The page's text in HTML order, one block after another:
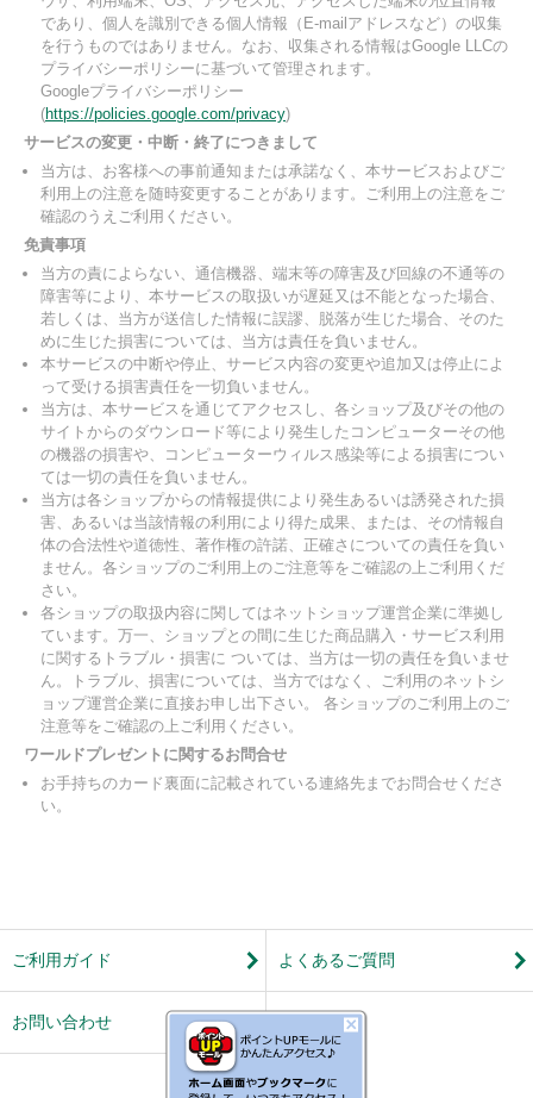
であり、個人を識別できる個人情報（E-mailアドレスなど）の収集
を行うものではありません。なお、収集される情報はGoogle LLCの
プライバシーポリシーに基づいて管理されます。
Googleプライバシーポリシー
(https://policies.google.com/privacy)
サービスの変更・中断・終了につきまして
当方は、お客様への事前通知または承諾なく、本サービスおよびご
利用上の注意を随時変更することがあります。ご利用上の注意をご
確認のうえご利用ください。
免責事項
当方の責によらない、通信機器、端末等の障害及び回線の不通等の
障害等により、本サービスの取扱いが遅延又は不能となった場合、
若しくは、当方が送信した情報に誤謬、脱落が生じた場合、そのた
めに生じた損害については、当方は責任を負いません。
本サービスの中断や停止、サービス内容の変更や追加又は停止によ
って受ける損害責任を一切負いません。
当方は、本サービスを通じてアクセスし、各ショップ及びその他の
サイトからのダウンロード等により発生したコンピューターその他
の機器の損害や、コンピューターウィルス感染等による損害につい
ては一切の責任を負いません。
当方は各ショップからの情報提供により発生あるいは誘発された損
害、あるいは当該情報の利用により得た成果、または、その情報自
体の合法性や道徳性、著作権の許諾、正確さについての責任を負い
ません。各ショップのご利用上のご注意等をご確認の上ご利用くだ
さい。
各ショップの取扱内容に関してはネットショップ運営企業に準拠し
ています。万一、ショップとの間に生じた商品購入・サービス利用
に関するトラブル・損害に ついては、当方は一切の責任を負いませ
ん。トラブル、損害については、当方ではなく、ご利用のネットシ
ョップ運営企業に直接お申し出下さい。 各ショップのご利用上のご
注意等をご確認の上ご利用ください。
ワールドプレゼントに関するお問合せ
お手持ちのカード裏面に記載されている連絡先までお問合せくださ
い。
ご利用ガイド よくあるご質問
お問い合わせ